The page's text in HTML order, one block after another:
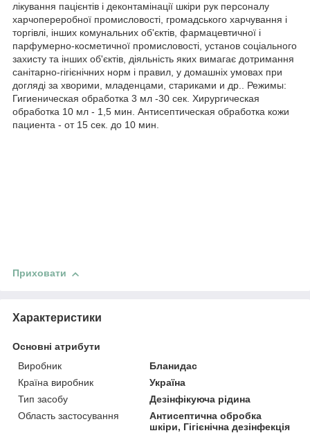
лікування пацієнтів і деконтамінації шкіри рук персоналу
харчопереробної промисловості, громадського харчування і
торгівлі, інших комунальних об'єктів, фармацевтичної і
парфумерно-косметичної промисловості, установ соціального
захисту та інших об'єктів, діяльність яких вимагає дотримання
санітарно-гігієнічних норм і правил, у домашніх умовах при
догляді за хворими, младенцами, стариками и др.. Режимы:
Гигиеническая обработка 3 мл -30 сек. Хирургическая
обработка 10 мл - 1,5 мин. Антисептическая обработка кожи
пациента - от 15 сек. до 10 мин.
Приховати
Характеристики
Основні атрибути
Виробник
Бланидас
Країна виробник
Україна
Тип засобу
Дезінфікуюча рідина
Область застосування
Антисептична обробка
шкіри, Гігієнічна дезінфекція